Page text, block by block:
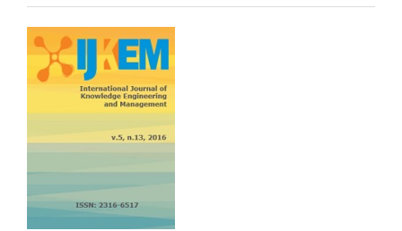
Barra
lateral
de
artigos